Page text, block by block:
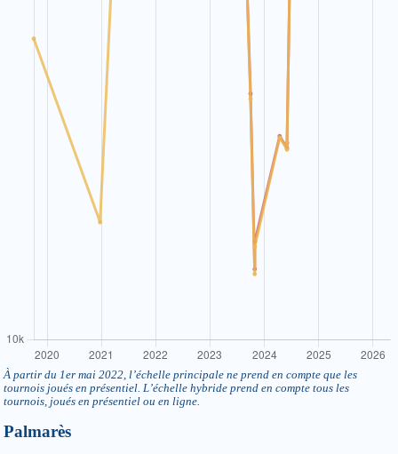
À partir du 1er mai 2022, l’échelle principale ne prend en compte que les
tournois joués en présentiel. L’échelle hybride prend en compte tous les
tournois, joués en présentiel ou en ligne.
Palmarès